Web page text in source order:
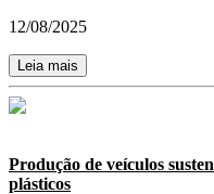
12/08/2025
Leia mais
Produção de veículos
plásticos